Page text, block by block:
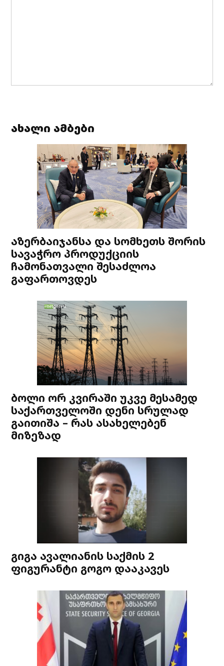
ახალი ამბები
აზერბაიჯანსა და სომხეთს შორის
სავაჭრო პროდუქციის
ჩამონათვალი შესაძლოა
გაფართოვდეს
ბოლი ორ კვირაში უკვე მესამედ
საქართველოში დენი სრულად
გაითიშა – რას ასახელებენ
მიზეზად
გიგა ავალიანის საქმის 2
ფიგურანტი გოგო დააკავეს